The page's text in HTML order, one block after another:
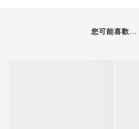
您可能喜歡...